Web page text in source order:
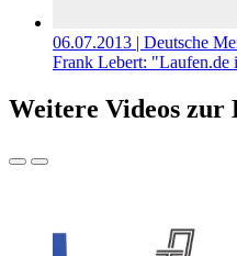
06.07.2013 | Deutsche
Frank Lebert: "Laufen.de
Weitere Videos zur